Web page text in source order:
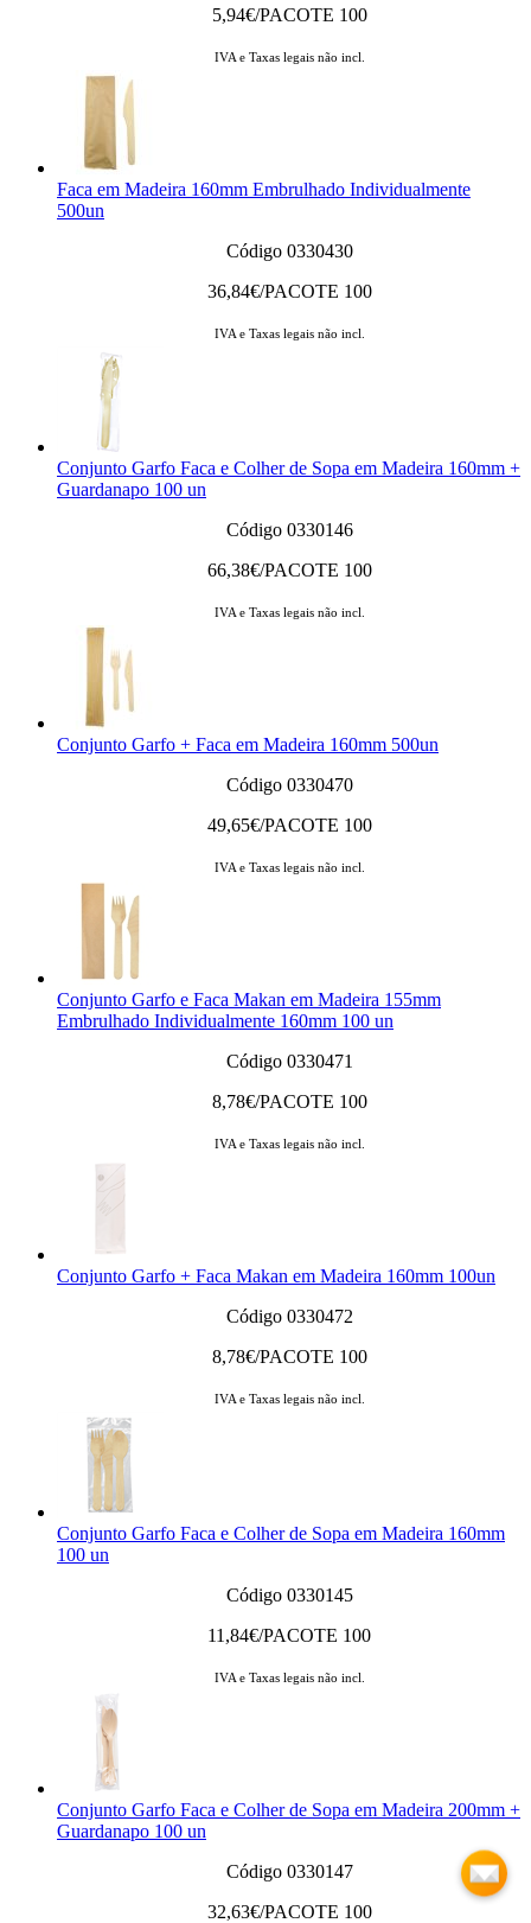
5,94€/PACOTE 100
IVA e Taxas legais não incl.
Faca em Madeira 160mm Embrulhado Individualmente
500un
Código 0330430
36,84€/PACOTE 100
IVA e Taxas legais não incl.
Conjunto Garfo Faca e Colher de Sopa em Madeira 160mm +
Guardanapo 100 un
Código 0330146
66,38€/PACOTE 100
IVA e Taxas legais não incl.
Conjunto Garfo + Faca em Madeira 160mm 500un
Código 0330470
49,65€/PACOTE 100
IVA e Taxas legais não incl.
Conjunto Garfo e Faca Makan em Madeira 155mm
Embrulhado Individualmente 160mm 100 un
Código 0330471
8,78€/PACOTE 100
IVA e Taxas legais não incl.
Conjunto Garfo + Faca Makan em Madeira 160mm 100un
Código 0330472
8,78€/PACOTE 100
IVA e Taxas legais não incl.
Conjunto Garfo Faca e Colher de Sopa em Madeira 160mm
100 un
Código 0330145
11,84€/PACOTE 100
IVA e Taxas legais não incl.
Conjunto Garfo Faca e Colher de Sopa em Madeira 200mm +
Guardanapo 100 un
Código 0330147
32,63€/PACOTE 100